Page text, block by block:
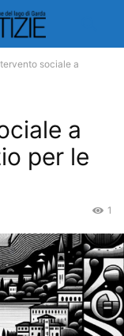
sociale a
a
per le
1